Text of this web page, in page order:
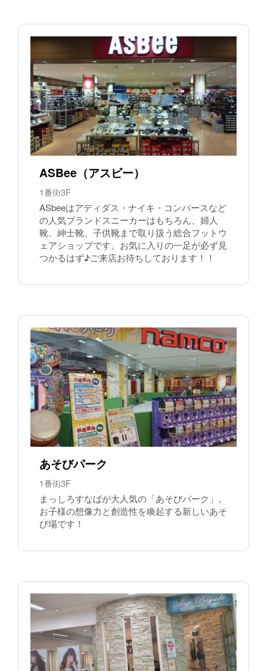
ASBee（アスビー）
1番街3F
ASbeeはアディダス・ナイキ・コンバースなど
の人気ブランドスニーカーはもちろん、婦人
靴、紳士靴、子供靴まで取り扱う総合フットウ
ェアショップです。お気に入りの一足が必ず見
つかるはず♪ご来店お待ちしております！！
あそびパーク
1番街3F
まっしろすなばが大人気の「あそびパーク」。
お子様の想像力と創造性を喚起する新しいあそ
び場です！